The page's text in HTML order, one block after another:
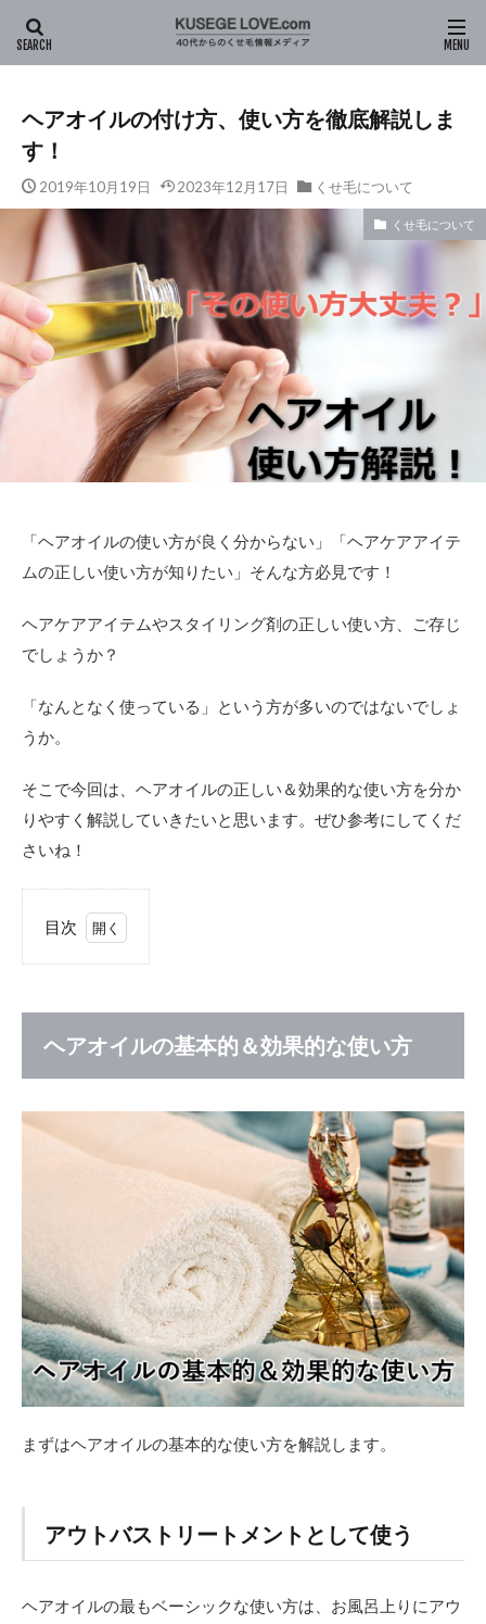
HOME くせ毛について ヘアオイルの付け方、
ヘアオイルの付け方、使い方を徹底解説しま
す！
2019年10月19日 2023年12月17日 くせ毛について
くせ毛について
「ヘアオイルの使い方が良く分からない」「ヘアケアアイテ
ムの正しい使い方が知りたい」そんな方必見です！
ヘアケアアイテムやスタイリング剤の正しい使い方、ご存じ
でしょうか？
「なんとなく使っている」という方が多いのではないでしょ
うか。
そこで今回は、ヘアオイルの正しい＆効果的な使い方を分か
りやすく解説していきたいと思います。ぜひ参考にしてくだ
さいね！
目次
イ
の
い
方
1.1
アウ
トバ
スト
トメ
う
解
ヘアオイルの基本的＆効果的な使い方
まずはヘアオイルの基本的な使い方を解説します。
アウトバストリートメントとして使う
ヘアオイルの最もベーシックな使い方は、お風呂上りにアウ